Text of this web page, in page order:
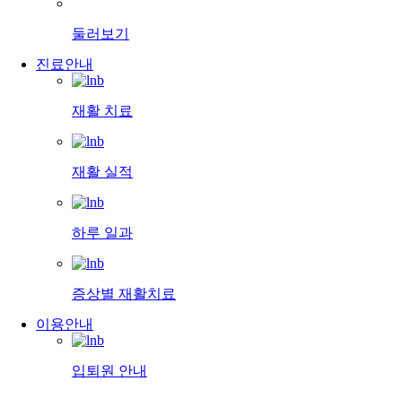
둘러보기
진료안내
재활 치료
재활 실적
하루 일과
증상별 재활치료
이용안내
입퇴원 안내